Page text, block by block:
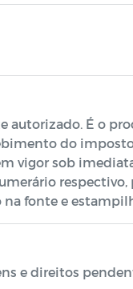
É o
do
vigor sob
fonte e
e direitos